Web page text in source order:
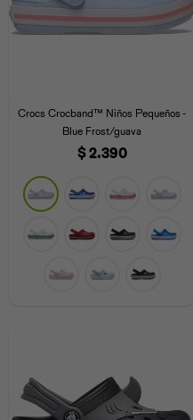
Crocs Crocband™ Niños Pequeños -
Blue Frost/guava
$2.390